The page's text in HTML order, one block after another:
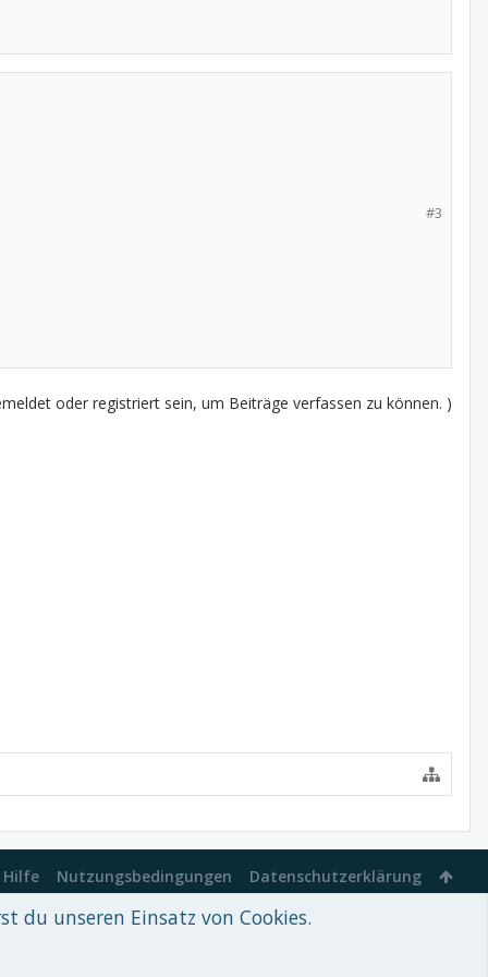
#3
oder registriert sein, um Beiträge verfassen zu können. )
Hilfe Nutzungsbedingungen Datenschutzerklärung
du unseren Einsatz von Cookies.